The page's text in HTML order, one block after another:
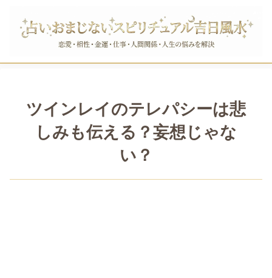
ツインレイのテレパシーは悲
しみも伝える？妄想じゃな
い？